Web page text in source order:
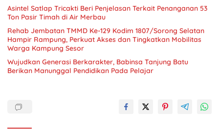
Asintel Satlap Tricakti Beri Penjelasan Terkait Penanganan 53
Ton Pasir Timah di Air Merbau
Rehab Jembatan TMMD Ke-129 Kodim 1807/Sorong Selatan
Hampir Rampung, Perkuat Akses dan Tingkatkan Mobilitas
Warga Kampung Sesor
Wujudkan Generasi Berkarakter, Babinsa Tanjung Batu
Berikan Manunggal Pendidikan Pada Pelajar